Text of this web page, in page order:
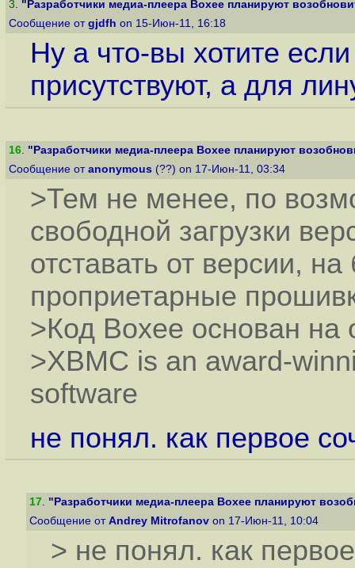
3. "Разработчики медиа-плеера Boxee планируют
Сообщение от gjdfh on 15-Июн-11, 16:18
Ну а что-вы хотите
присутствуют, а для
16. "Разработчики медиа-плеера Boxee планируют
Сообщение от anonymous (??) on 17-Июн-11, 03:34
>Тем не менее, по
свободной загрузки
отставать от версии,
проприетарные
>Код Boxee основан на
>XBMC is an award-
software
не понял. как первое
17. "Разработчики медиа-плеера Boxee планируют
Сообщение от Andrey Mitrofanov on 17-Июн-11, 10:04
> не понял. как